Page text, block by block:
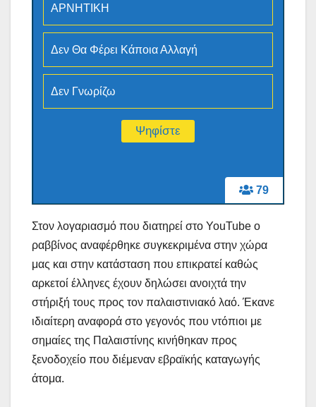
79
ΑΡΝΗΤΙΚΗ
Δεν Θα Φέρει Κάποια Αλλαγή
Δεν Γνωρίζω
Στον λογαριασμό που διατηρεί στο YouTube ο
ραββίνος αναφέρθηκε συγκεκριμένα στην χώρα
μας και στην κατάσταση που επικρατεί καθώς
αρκετοί έλληνες έχουν δηλώσει ανοιχτά την
στήριξή τους προς τον παλαιστινιακό λαό. Έκανε
ιδιαίτερη αναφορά στο γεγονός που ντόπιοι με
σημαίες της Παλαιστίνης κινήθηκαν προς
ξενοδοχείο που διέμεναν εβραϊκής καταγωγής
άτομα.